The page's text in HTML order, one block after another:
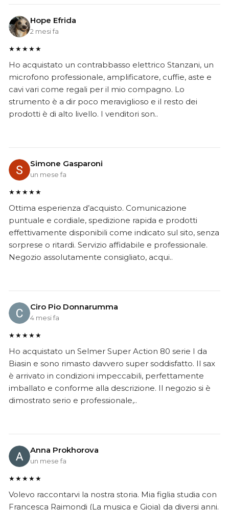
Hope Efrida
2 mesi fa
★★★★★
Ho acquistato un contrabbasso elettrico Stanzani, un
microfono professionale, amplificatore, cuffie, aste e
cavi vari come regali per il mio compagno. Lo
strumento è a dir poco meraviglioso e il resto dei
prodotti è di alto livello. I venditori son..
Simone Gasparoni
un mese fa
★★★★★
Ottima esperienza d’acquisto. Comunicazione
puntuale e cordiale, spedizione rapida e prodotti
effettivamente disponibili come indicato sul sito, senza
sorprese o ritardi. Servizio affidabile e professionale.
Negozio assolutamente consigliato, acqui..
Ciro Pio Donnarumma
4 mesi fa
★★★★★
Ho acquistato un Selmer Super Action 80 serie I da
Biasin e sono rimasto davvero super soddisfatto. Il sax
è arrivato in condizioni impeccabili, perfettamente
imballato e conforme alla descrizione. Il negozio si è
dimostrato serio e professionale,..
Anna Prokhorova
un mese fa
★★★★★
Volevo raccontarvi la nostra storia. Mia figlia studia con
Francesca Raimondi (La musica e Gioia) da diversi anni.